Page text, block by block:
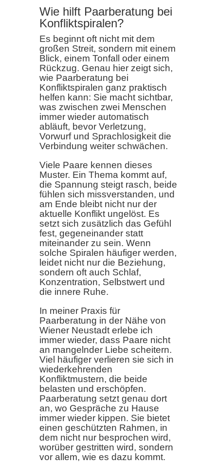
Wie hilft Paarberatung bei
Konfliktspiralen?
Es beginnt oft nicht mit dem
großen Streit, sondern mit einem
Blick, einem Tonfall oder einem
Rückzug. Genau hier zeigt sich,
wie Paarberatung bei
Konfliktspiralen ganz praktisch
helfen kann: Sie macht sichtbar,
was zwischen zwei Menschen
immer wieder automatisch
abläuft, bevor Verletzung,
Vorwurf und Sprachlosigkeit die
Verbindung weiter schwächen.
Viele Paare kennen dieses
Muster. Ein Thema kommt auf,
die Spannung steigt rasch, beide
fühlen sich missverstanden, und
am Ende bleibt nicht nur der
aktuelle Konflikt ungelöst. Es
setzt sich zusätzlich das Gefühl
fest, gegeneinander statt
miteinander zu sein. Wenn
solche Spiralen häufiger werden,
leidet nicht nur die Beziehung,
sondern oft auch Schlaf,
Konzentration, Selbstwert und
die innere Ruhe.
In meiner Praxis für
Paarberatung in der Nähe von
Wiener Neustadt erlebe ich
immer wieder, dass Paare nicht
an mangelnder Liebe scheitern.
Viel häufiger verlieren sie sich in
wiederkehrenden
Konfliktmustern, die beide
belasten und erschöpfen.
Paarberatung setzt genau dort
an, wo Gespräche zu Hause
immer wieder kippen. Sie bietet
einen geschützten Rahmen, in
dem nicht nur besprochen wird,
worüber gestritten wird, sondern
vor allem, wie es dazu kommt.